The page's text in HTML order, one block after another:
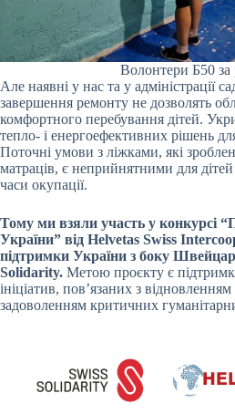
Волонтери Б50
Але наявні у нас та у адміністрації
завершення ремонту не дозволять
комфортного перебування дітей.
тепло- і енергоефективних рішень
Поточні умови з ліжками, які
матраців, є неприйнятними для
часи окупації.
Тому ми взяли участь у конкурсі
України” від Helvetas Swiss
підтримки України з боку
Solidarity. Метою проєкту є
ініціатив, пов’язаних з
задоволенням критичних